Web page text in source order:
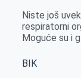
Niste još
respiratorni
Moguće su i
BIK